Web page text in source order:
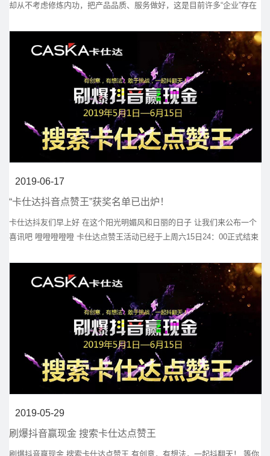
却从不考虑修炼内功，把产品品质、服务做好，这是目前许多“企业”存在
题，客诉不断，售后找不到人，他们有苦难说。
2019-06-17
“卡仕达抖音点赞王”获奖名单已出炉！
卡仕达抖友们早上好 在这个阳光明媚风和日丽的日子 让我们来公布一个
喜讯吧 噔噔噔噔噔 卡仕达点赞王活动已经于上周六15日24：00正式结束
2019-05-29
刷爆抖音赢现金 搜索卡仕达点赞王
刷爆抖音赢现金 搜索卡仕达点赞王 有创意，有想法，一起抖翻天！ 等你